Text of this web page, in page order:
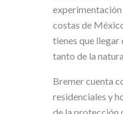
costas de
tienes que llegar
tanto de la
Bremer cuenta
residenciales y